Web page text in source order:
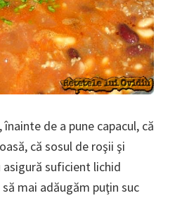
de a pune capacul, că
că sosul de roşii şi
asigură suficient lichid
mai adăugăm puţin suc